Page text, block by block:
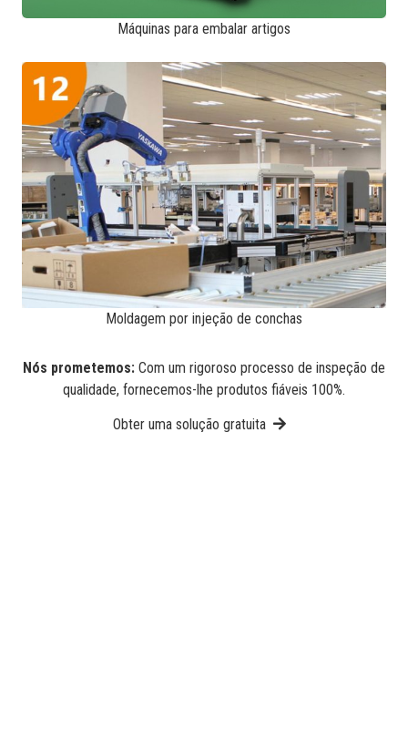
Máquinas para embalar artigos
Moldagem por injeção de conchas
Nós prometemos: Com um rigoroso processo de inspeção de
qualidade, fornecemos-lhe produtos fiáveis 100%.
Obter uma solução gratuita